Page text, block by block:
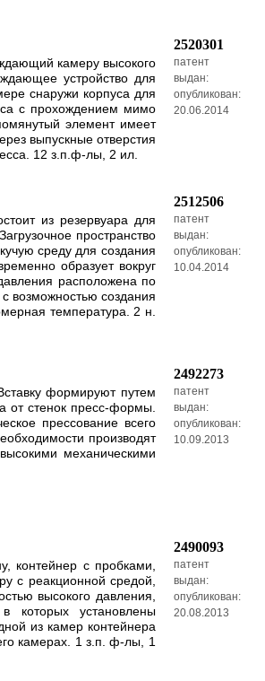
камеру высокого
устройство для
снаружи корпуса для
с прохождением мимо
элемент имеет
выпускные отверстия
12 з.п.ф-лы, 2 ил.
2520301
патент
выдан:
опубликован:
20.06.2014
из резервуара для
пространство
среду для создания
образует вокруг
расположена по
возможностью создания
температура. 2 н.
2512506
патент
выдан:
опубликован:
10.04.2014
формируют путем
от стенок пресс-формы.
прессование всего
производят
механическими
2492273
патент
выдан:
опубликован:
10.09.2013
контейнер с пробками,
с реакционной средой,
высокого давления,
которых установлены
из камер контейнера
камерах. 1 з.п. ф-лы, 1
2490093
патент
выдан:
опубликован:
20.08.2013